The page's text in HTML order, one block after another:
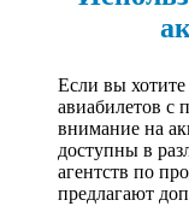
Если вы
авиабилетов с
внимание на
доступны в
агентств по
предлагают